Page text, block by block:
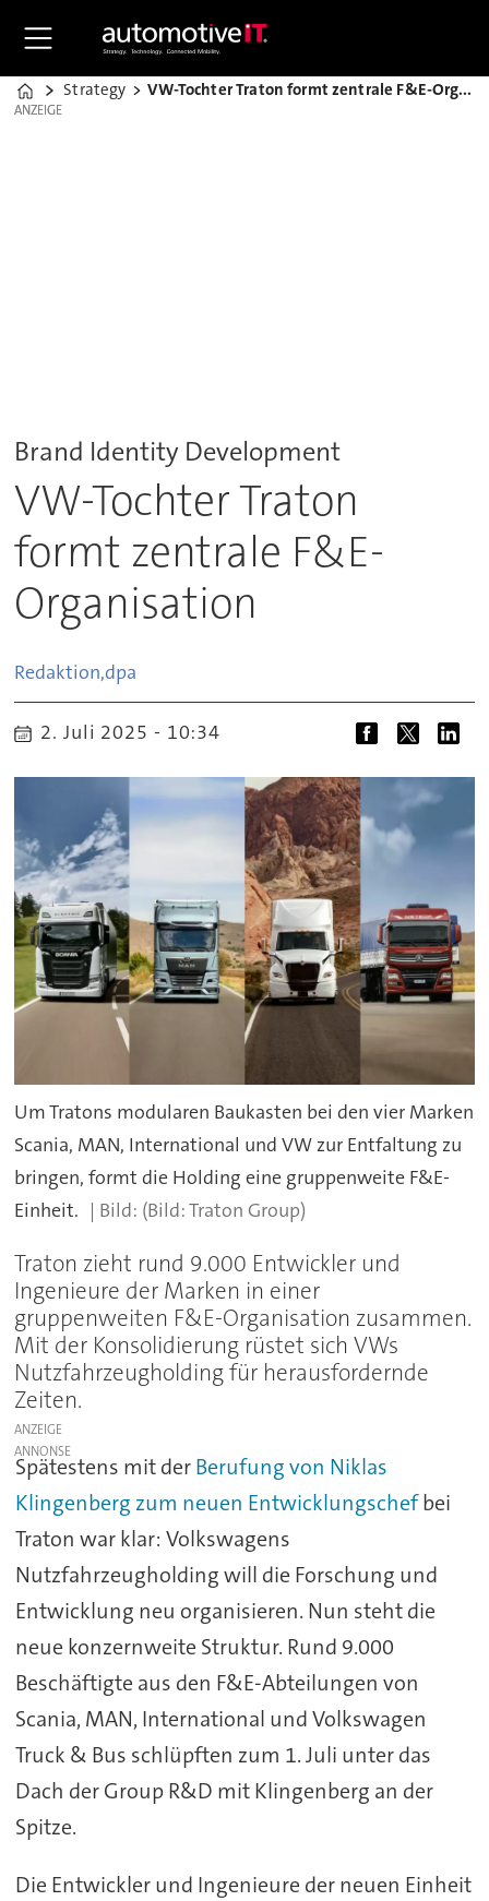
Home
Strategy VW-Tochter Traton formt zentrale F&E-Organisation
ANZEIGE
ANZEIGE
Brand Identity Development
VW-Tochter Traton
formt zentrale F&E-
Organisation
Redaktion,dpa
2. Juli 2025 - 10:34
Um Tratons modularen Baukasten bei den vier Marken
Scania, MAN, International und VW zur Entfaltung zu
bringen, formt die Holding eine gruppenweite F&E-
Einheit.
(Bild: Traton Group)
Traton zieht rund 9.000 Entwickler und
Ingenieure der Marken in einer
gruppenweiten F&E-Organisation zusammen.
Mit der Konsolidierung rüstet sich VWs
Nutzfahrzeugholding für herausfordernde
Zeiten.
ANZEIGE
Spätestens mit derBerufung von Niklas
Klingenberg zum neuen Entwicklungschefbei
Traton war klar: Volkswagens
Nutzfahrzeugholding will die Forschung und
Entwicklung neu organisieren. Nun steht die
neue konzernweite Struktur. Rund 9.000
Beschäftigte aus den F&E-Abteilungen von
Scania, MAN, International und Volkswagen
Truck & Bus schlüpften zum 1. Juli unter das
Dach der Group R&D mit Klingenberg an der
Spitze.
Die Entwickler und Ingenieure der neuen Einheit